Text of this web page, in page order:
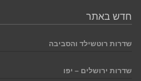
חדש באתר
שדרות רוטשילד והסביבה
שדרות ירושלים – יפו